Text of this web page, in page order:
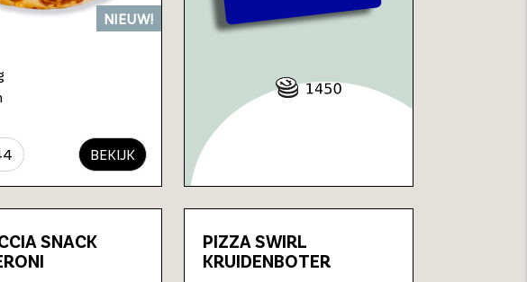
NIEUW!
BEKIJK
SNACK
PIZZA SWIRL
KRUIDENBOTER